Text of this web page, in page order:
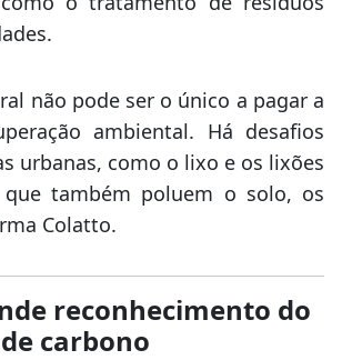
não pode ser o único a pagar a
ambiental. Há desafios
urbanas, como o lixo e os lixões
também poluem o solo, os
Colatto.
reconhecimento do
carbono